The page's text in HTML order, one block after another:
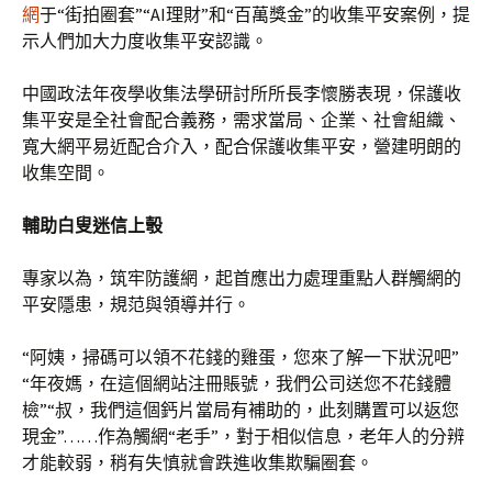
網于“街拍圈套”“AI理財”和“百萬獎金”的收集平安案例，提
示人們加大力度收集平安認識。
中國政法年夜學收集法學研討所所長李懷勝表現，保護收
集平安是全社會配合義務，需求當局、企業、社會組織、
寬大網平易近配合介入，配合保護收集平安，營建明朗的
收集空間。
輔助白叟迷信上彀
專家以為，筑牢防護網，起首應出力處理重點人群觸網的
平安隱患，規范與領導并行。
“阿姨，掃碼可以領不花錢的雞蛋，您來了解一下狀況吧”
“年夜媽，在這個網站注冊賬號，我們公司送您不花錢體
檢”“叔，我們這個鈣片當局有補助的，此刻購置可以返您
現金”……作為觸網“老手”，對于相似信息，老年人的分辨
才能較弱，稍有失慎就會跌進收集欺騙圈套。